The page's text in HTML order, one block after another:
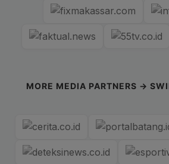
MORE MEDIA PARTNERS →